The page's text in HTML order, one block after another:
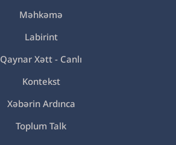
Məhkəmə
Labirint
Qaynar Xətt - Canlı
Kontekst
Xəbərin Ardınca
Toplum Talk